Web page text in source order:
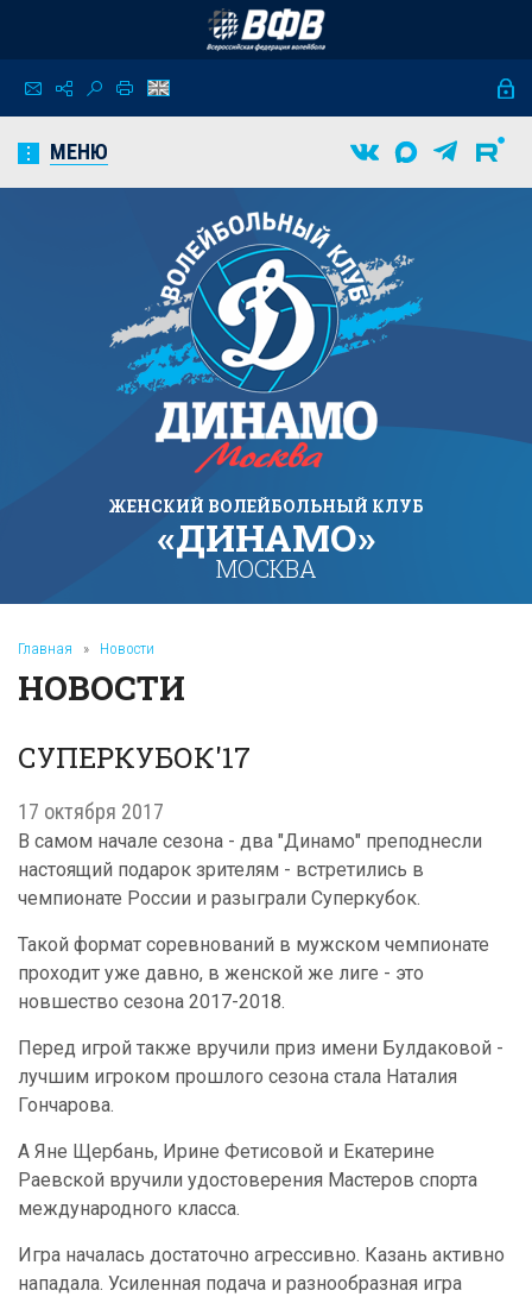
МЕНЮ
ЖЕНСКИЙ ВОЛЕЙБОЛЬНЫЙ КЛУБ
«ДИНАМО»
МОСКВА
Главная » Новости
НОВОСТИ
СУПЕРКУБОК'17
17 октября 2017
В самом начале сезона - два "Динамо" преподнесли
настоящий подарок зрителям - встретились в
чемпионате России и разыграли Суперкубок.
Такой формат соревнований в мужском чемпионате
проходит уже давно, в женской же лиге - это
новшество сезона 2017-2018.
Перед игрой также вручили приз имени Булдаковой -
лучшим игроком прошлого сезона стала Наталия
Гончарова.
А Яне Щербань, Ирине Фетисовой и Екатерине
Раевской вручили удостоверения Мастеров спорта
международного класса.
Игра началась достаточно агрессивно. Казань активно
нападала. Усиленная подача и разнообразная игра